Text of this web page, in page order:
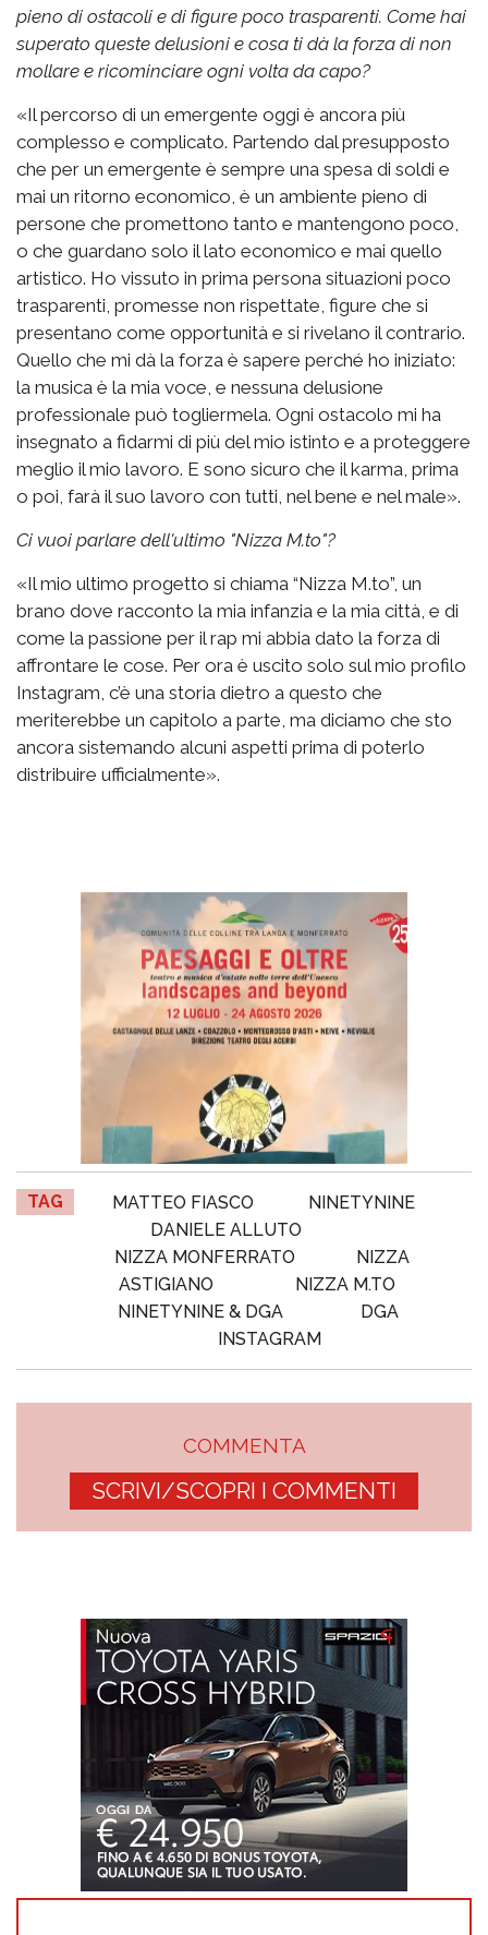
pieno di ostacoli e di figure poco trasparenti. Come hai
superato queste delusioni e cosa ti dà la forza di non
mollare e ricominciare ogni volta da capo?
«Il percorso di un emergente oggi è ancora più
complesso e complicato. Partendo dal presupposto
che per un emergente è sempre una spesa di soldi e
mai un ritorno economico, è un ambiente pieno di
persone che promettono tanto e mantengono poco,
o che guardano solo il lato economico e mai quello
artistico. Ho vissuto in prima persona situazioni poco
trasparenti, promesse non rispettate, figure che si
presentano come opportunità e si rivelano il contrario.
Quello che mi dà la forza è sapere perché ho iniziato:
la musica è la mia voce, e nessuna delusione
professionale può togliermela. Ogni ostacolo mi ha
insegnato a fidarmi di più del mio istinto e a proteggere
meglio il mio lavoro. E sono sicuro che il karma, prima
o poi, farà il suo lavoro con tutti, nel bene e nel male».
Ci vuoi parlare dell'ultimo "Nizza M.to"?
«Il mio ultimo progetto si chiama “Nizza M.to”, un
brano dove racconto la mia infanzia e la mia città, e di
come la passione per il rap mi abbia dato la forza di
affrontare le cose. Per ora è uscito solo sul mio profilo
Instagram, c’è una storia dietro a questo che
meriterebbe un capitolo a parte, ma diciamo che sto
ancora sistemando alcuni aspetti prima di poterlo
distribuire ufficialmente».
TAG MATTEO FIASCO
NINETYNINE
DANIELE ALLUTO
NIZZA MONFERRATO
NIZZA
ASTIGIANO
NIZZA M.TO
NINETYNINE & DGA
DGA
INSTAGRAM
COMMENTA
SCRIVI/SCOPRI I COMMENTI